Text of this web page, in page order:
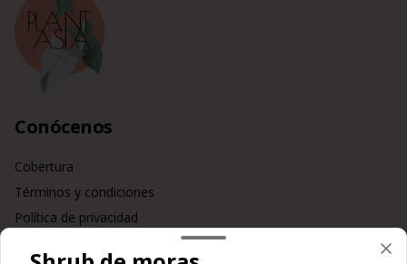
Conócenos
Cobertura
Términos y condiciones
Política de privacidad
Redes sociales